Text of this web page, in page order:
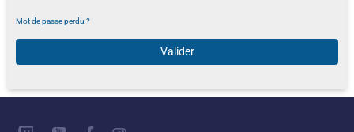
Mot de passe perdu ?
Valider